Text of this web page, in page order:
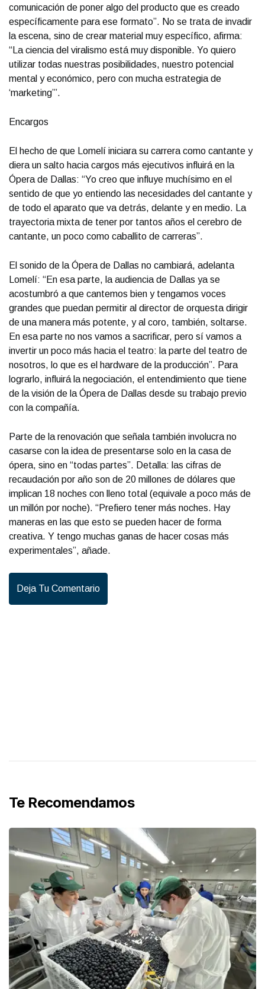
comunicación de poner algo del producto que es creado
específicamente para ese formato”. No se trata de invadir
la escena, sino de crear material muy específico, afirma:
“La ciencia del viralismo está muy disponible. Yo quiero
utilizar todas nuestras posibilidades, nuestro potencial
mental y económico, pero con mucha estrategia de
‘marketing’”.
Encargos
El hecho de que Lomelí iniciara su carrera como cantante y
diera un salto hacia cargos más ejecutivos influirá en la
Ópera de Dallas: “Yo creo que influye muchísimo en el
sentido de que yo entiendo las necesidades del cantante y
de todo el aparato que va detrás, delante y en medio. La
trayectoria mixta de tener por tantos años el cerebro de
cantante, un poco como caballito de carreras”.
El sonido de la Ópera de Dallas no cambiará, adelanta
Lomelí: “En esa parte, la audiencia de Dallas ya se
acostumbró a que cantemos bien y tengamos voces
grandes que puedan permitir al director de orquesta dirigir
de una manera más potente, y al coro, también, soltarse.
En esa parte no nos vamos a sacrificar, pero sí vamos a
invertir un poco más hacia el teatro: la parte del teatro de
nosotros, lo que es el hardware de la producción”. Para
lograrlo, influirá la negociación, el entendimiento que tiene
de la visión de la Ópera de Dallas desde su trabajo previo
con la compañía.
Parte de la renovación que señala también involucra no
casarse con la idea de presentarse solo en la casa de
ópera, sino en “todas partes”. Detalla: las cifras de
recaudación por año son de 20 millones de dólares que
implican 18 noches con lleno total (equivale a poco más de
un millón por noche). “Prefiero tener más noches. Hay
maneras en las que esto se pueden hacer de forma
creativa. Y tengo muchas ganas de hacer cosas más
experimentales”, añade.
Deja Tu Comentario
Te Recomendamos